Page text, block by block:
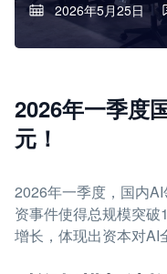
2026年5月25日
2026年一季度
元！
2026年一季度，国内
资事件使得总规模突
增长，体现出资本对AI